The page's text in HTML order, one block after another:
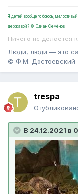
Я детей вообще то боюсь,
державой? ©Юлиан Семёнов
Ничего не делается
Люди, люди — это
© Ф.М. Достоевский
trespa
В 24.12.2021 в